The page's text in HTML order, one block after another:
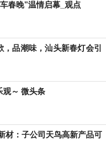
春晚”温情启幕_观点
，品潮味，汕头新春灯会引
观～ 微头条
材：子公司天鸟高新产品可